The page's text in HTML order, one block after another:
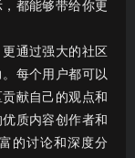
都能够带给你更
通过强大的社区
每个用户都可以
献自己的观点和
质内容创作者和
的讨论和深度分